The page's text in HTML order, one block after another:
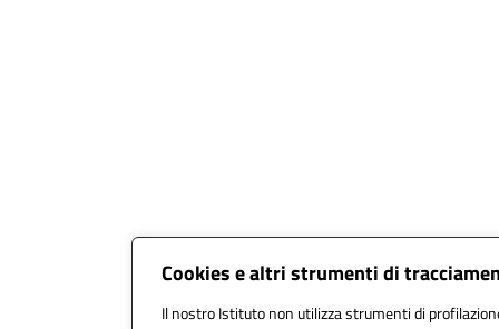
Cookies e altri strumenti di
Il nostro Istituto non utilizza strumenti di